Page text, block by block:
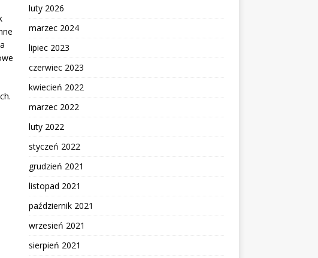
luty 2026
marzec 2024
lipiec 2023
czerwiec 2023
kwiecień 2022
marzec 2022
luty 2022
styczeń 2022
grudzień 2021
listopad 2021
październik 2021
wrzesień 2021
sierpień 2021